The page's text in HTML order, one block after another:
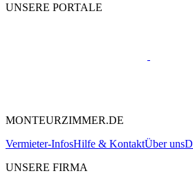
UNSERE PORTALE
MONTEURZIMMER.DE
Vermieter-InfosHilfe & KontaktÜber uns
UNSERE FIRMA